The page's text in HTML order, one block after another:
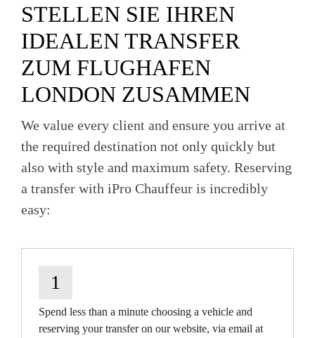
STELLEN SIE IHREN
IDEALEN TRANSFER
ZUM FLUGHAFEN
LONDON ZUSAMMEN
We value every client and ensure you arrive at
the required destination not only quickly but
also with style and maximum safety. Reserving
a transfer with iPro Chauffeur is incredibly
easy:
1
Spend less than a minute choosing a vehicle and
reserving your transfer on our website, via email at